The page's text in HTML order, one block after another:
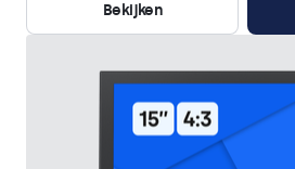
Bekijken